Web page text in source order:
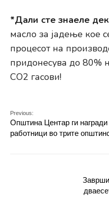
*Дали сте знаеле
масло за јадење кое
процесот на
придонесува до 80%
CO2 гасови!
Previous:
Општина Центар ги награди
работници во трите
Заврши